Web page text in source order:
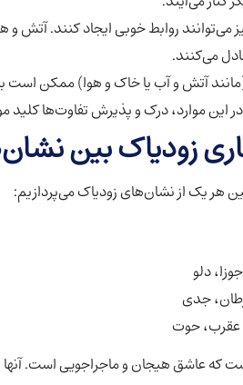
می‌توانند روابط خوبی ایجاد کنند. آتش
می‌کنند.
آتش و آب یا خاک و هوا) ممکن است
این موارد، درک و پذیرش تفاوت‌ها
زودیاک بین
هر یک از نشان‌های زودیاک می‌پردازیم:
دلو
جدی
عقرب، حوت
که عاشق هیجان و ماجراجویی است.